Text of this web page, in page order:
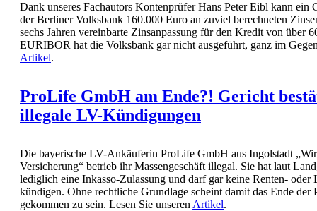
Dank unseres Fachautors Kontenprüfer Hans Peter Eibl kann ein
der Berliner Volksbank 160.000 Euro an zuviel berechneten
sechs Jahren vereinbarte Zinsanpassung für den Kredit von über
EURIBOR hat die Volksbank gar nicht ausgeführt, ganz im
Artikel.
ProLife GmbH am Ende?! Gericht
illegale LV-Kündigungen
Die bayerische LV-Ankäuferin ProLife GmbH aus Ingolstadt
Versicherung“ betrieb ihr Massengeschäft illegal. Sie hat laut
lediglich eine Inkasso-Zulassung und darf gar keine Renten- oder
kündigen. Ohne rechtliche Grundlage scheint damit das Ende
gekommen zu sein. Lesen Sie unseren Artikel.